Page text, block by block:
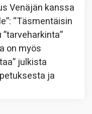
Venäjän kanssa
: “Täsmentäisin
on myös
julkista
ja